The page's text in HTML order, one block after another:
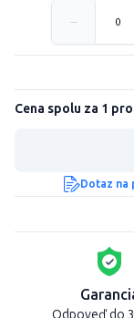
Cena spolu za 1
Dotaz na
Odpoveď do